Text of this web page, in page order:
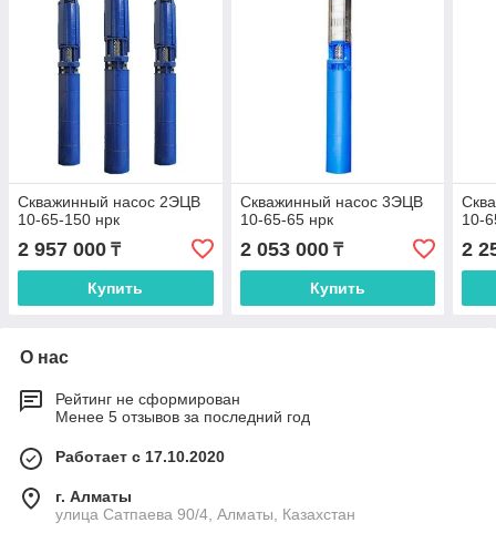
Скважинный насос 2ЭЦВ
10-65-150 нрк
2 957 000 ₸
Купить
Скважинный насос 3ЭЦВ
10-65-65 нрк
2 053 000₸
Купить
10-
2
О нас
Рейтинг не сформирован
Менее 5 отзывов за последний год
Работает с 17.10.2020
г. Алматы
улица Сатпаева 90/4, Алматы, Казахстан